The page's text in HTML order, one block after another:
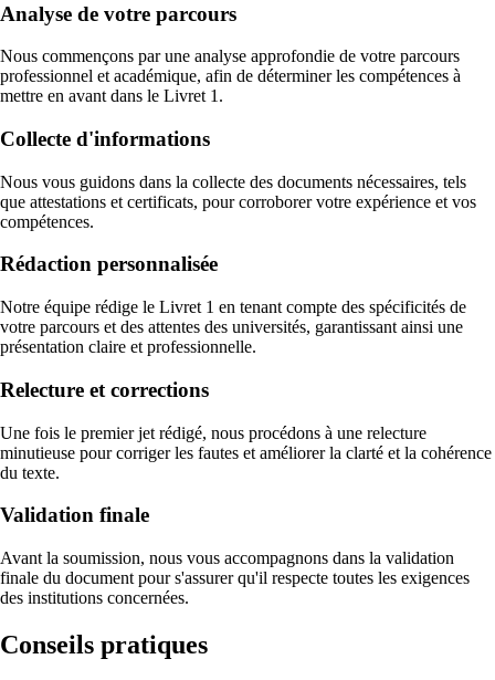
Analyse de votre parcours
Nous commençons par une analyse approfondie de votre parcours
professionnel et académique, afin de déterminer les compétences à
mettre en avant dans le Livret 1.
Collecte d'informations
Nous vous guidons dans la collecte des documents nécessaires, tels
que attestations et certificats, pour corroborer votre expérience et vos
compétences.
Rédaction personnalisée
Notre équipe rédige le Livret 1 en tenant compte des spécificités de
votre parcours et des attentes des universités, garantissant ainsi une
présentation claire et professionnelle.
Relecture et corrections
Une fois le premier jet rédigé, nous procédons à une relecture
minutieuse pour corriger les fautes et améliorer la clarté et la cohérence
du texte.
Validation finale
Avant la soumission, nous vous accompagnons dans la validation
finale du document pour s'assurer qu'il respecte toutes les exigences
des institutions concernées.
Conseils pratiques